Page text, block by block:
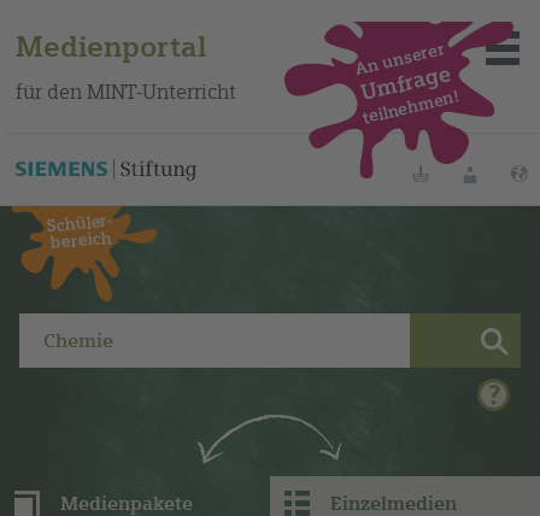
Medienportal
für den MINT-Unterricht
Über das Portal
Mediensuche
Fortbildungen
Merklisten
An unserer
Umfrage
teilnehmen!
Schüler-
bereich
Medienpakete Einzelmedien
Dieses Medium finden Sie auf unserem spanischen